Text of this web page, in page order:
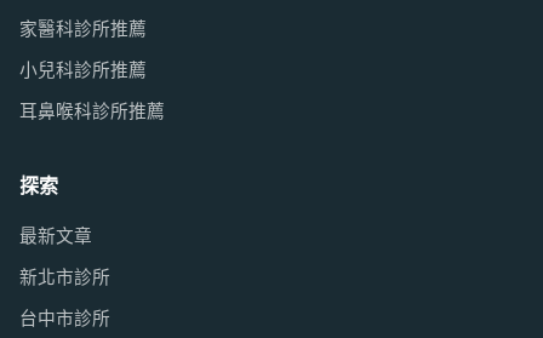
家醫科診所推薦
小兒科診所推薦
耳鼻喉科診所推薦
探索
最新文章
新北市診所
台中市診所